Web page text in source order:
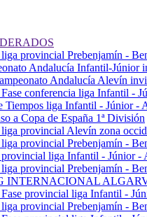
liga provincial Prebenjamín -
Andalucía Infantil-Júnior
Andalucía Alevín
Fase conferencia liga Infantil -
Tiempos liga Infantil - Júnior -
a Copa de España 1ª División
liga provincial Alevín zona
liga provincial Prebenjamín -
provincial liga Infantil - Júnior -
liga provincial Prebenjamín -
INTERNACIONAL
Fase provincial liga Infantil -
liga provincial Prebenjamín -